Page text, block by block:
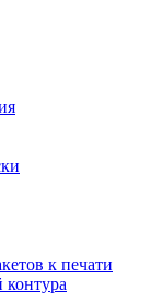
к печати
контура